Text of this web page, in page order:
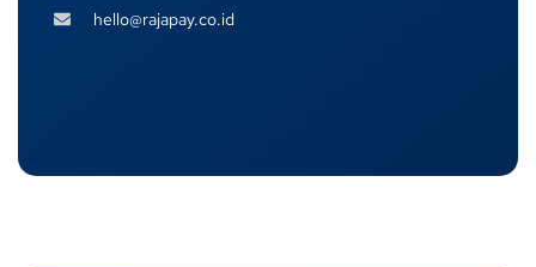
hello@rajapay.co.id